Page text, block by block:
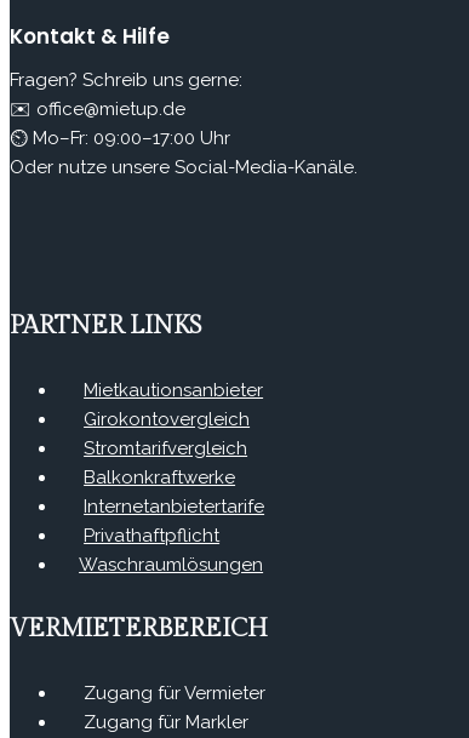
Kontakt & Hilfe
Fragen? Schreib uns gerne:
✉️ office@mietup.de
⏲ Mo–Fr: 09:00–17:00 Uhr
Oder nutze unsere Social-Media-Kanäle.
PARTNER LINKS
Mietkautionsanbieter
Girokontovergleich
Stromtarifvergleich
Balkonkraftwerke
Internetanbietertarife
Privathaftpflicht
Waschraumlösungen
VERMIETERBEREICH
Zugang für Vermieter
Zugang für Markler